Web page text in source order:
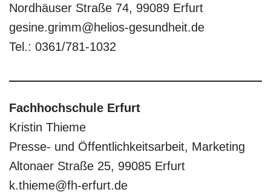
Nordhäuser Straße 74, 99089 Erfurt
gesine.grimm@helios-gesundheit.de
Tel.: 0361/781-1032
Fachhochschule Erfurt
Kristin Thieme
Presse- und Öffentlichkeitsarbeit, Marketing
Altonaer Straße 25, 99085 Erfurt
k.thieme@fh-erfurt.de